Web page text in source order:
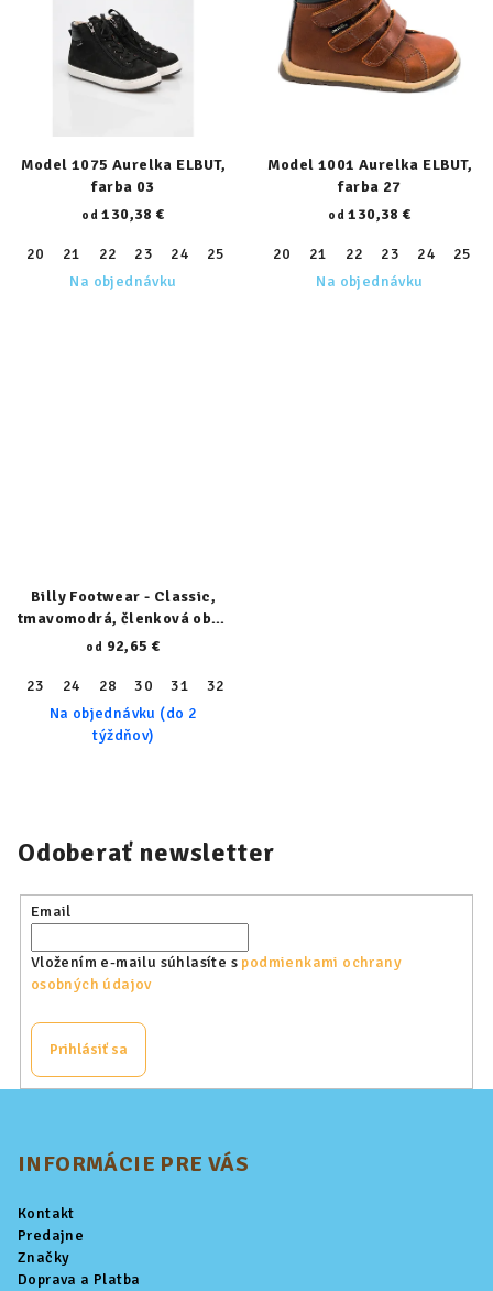
Model 1075 Aurelka ELBUT,
farba 03
od 130,38 €
20 21 22 23 24 25 27 28 29 30 31
32
Na objednávku
Model 1001 Aurelka ELBUT,
farba 27
od 130,38 €
20 21 22 23 24 25
Na objednávku
Billy Footwear - Classic,
tmavomodrá, členková obuv
23153-410-normal
od 92,65 €
23 24 28 30 31 32
Na objednávku (do 2
týždňov)
Odoberať newsletter
Email
Vložením e-mailu súhlasíte s podmienkami ochrany
osobných údajov
Prihlásiť sa
INFORMÁCIE PRE VÁS
Kontakt
Predajne
Značky
Doprava a Platba